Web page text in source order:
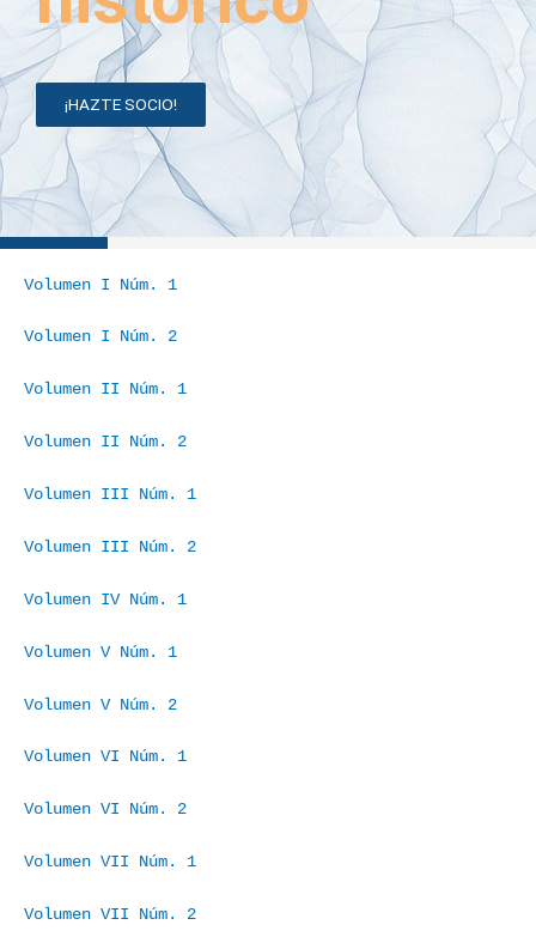
¡HAZTE SOCIO!
Volumen I Núm. 1
Volumen I Núm. 2
Volumen II Núm. 1
Volumen II Núm. 2
Volumen III Núm. 1
Volumen III Núm. 2
Volumen IV Núm. 1
Volumen V Núm. 1
Volumen V Núm. 2
Volumen VI Núm. 1
Volumen VI Núm. 2
Volumen VII Núm. 1
Volumen VII Núm. 2